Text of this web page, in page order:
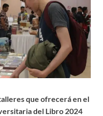
que ofrecerá en el
del Libro 2024